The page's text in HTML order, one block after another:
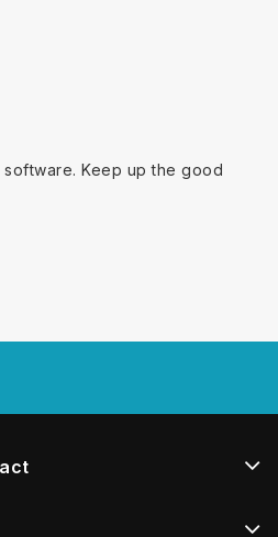
Keep up the good